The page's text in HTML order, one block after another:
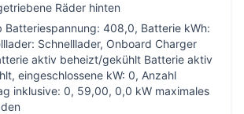
Räder hinten
Batteriespannung: 408,0, Batterie kWh:
Schnelllader, Onboard Charger
aktiv beheizt/gekühlt Batterie aktiv
eingeschlossene kW: 0, Anzahl
inklusive: 0, 59,00, 0,0 kW maximales